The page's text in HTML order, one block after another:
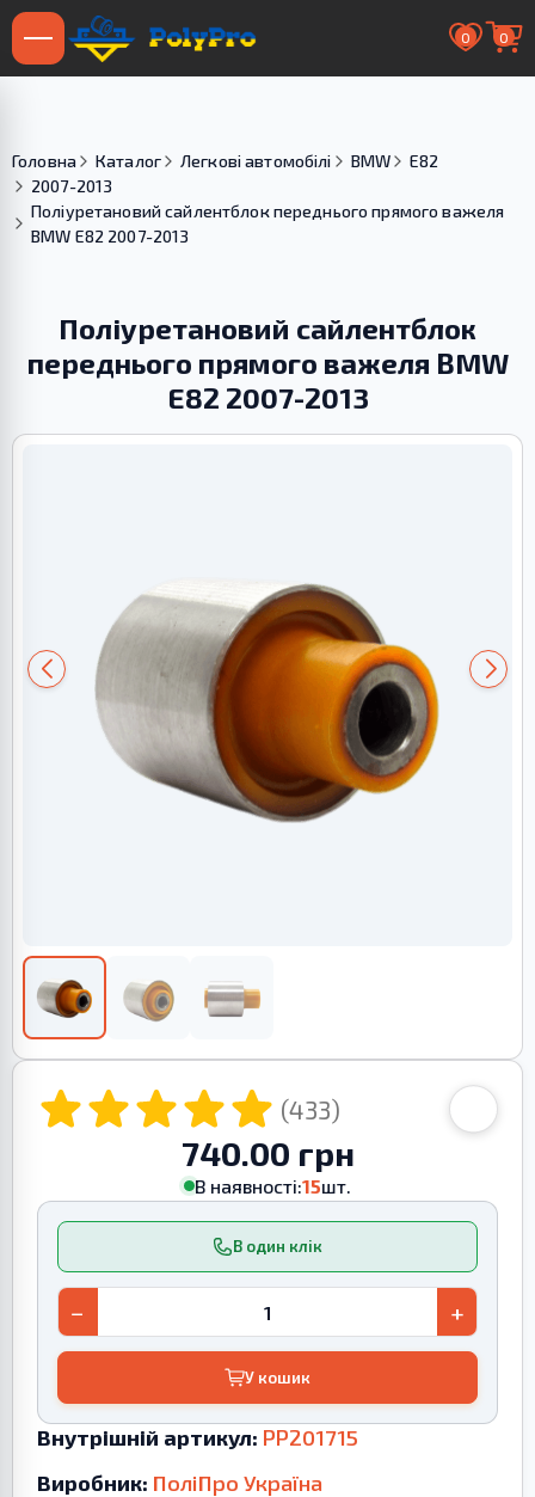
0 0
Головна Каталог Легкові автомобілі BMW
E82
2007-2013
Поліуретановий cайлентблок переднього прямого важеля
BMW E82 2007-2013
Поліуретановий cайлентблок
переднього прямого важеля BMW
E82 2007-2013
(433)
740.00 грн
В наявності:15шт.
В один клік
− +
У кошик
Внутрішній артикул: PP201715
Виробник: ПоліПро Україна